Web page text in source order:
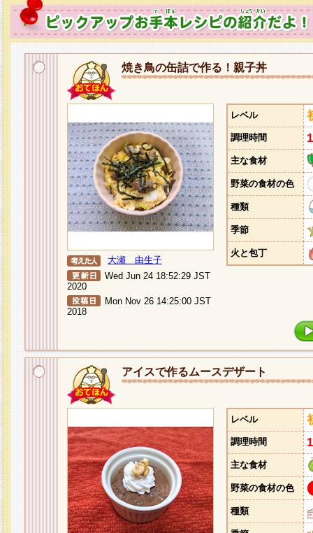
焼き鳥の缶詰で作る！親子丼
大瀬 由生子
Wed Jun 24 18:52:29 JST
2020
Mon Nov 26 14:25:00 JST
2018
レベル
調理時間
主な食材
野菜の食材の色
種類
季節
火と包丁
アイスで作るムースデザート
レベル
調理時間
主な食材
野菜の食材の色
種類